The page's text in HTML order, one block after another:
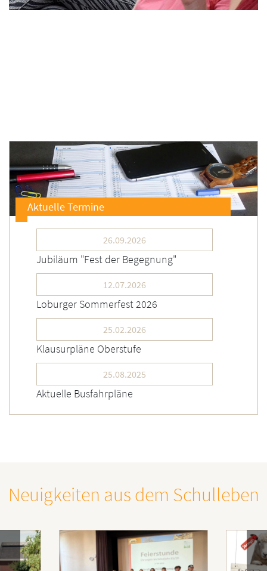
Aktuelle Termine
26.09.2026
Jubiläum "Fest der Begegnung"
12.07.2026
Loburger Sommerfest 2026
25.02.2026
Klausurpläne Oberstufe
25.08.2025
Aktuelle Busfahrpläne
Neuigkeiten aus dem Schulleben